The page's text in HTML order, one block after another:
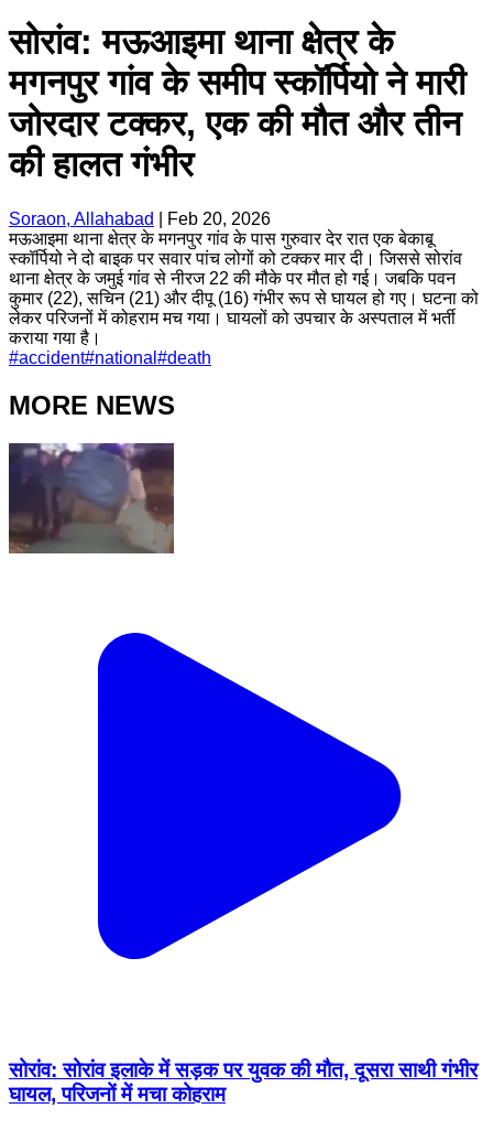
सोरांव: मऊआइमा थाना क्षेत्र के
मगनपुर गांव के समीप स्कॉर्पियो ने मारी
जोरदार टक्कर, एक की मौत और तीन
की हालत गंभीर
Soraon, Allahabad
Feb 20, 2026
मऊआइमा थाना क्षेत्र के मगनपुर गांव के पास गुरुवार देर रात एक बेकाबू
स्कॉर्पियो ने दो बाइक पर सवार पांच लोगों को टक्कर मार दी। जिससे सोरांव
थाना क्षेत्र के जमुई गांव से नीरज 22 की मौके पर मौत हो गई। जबकि पवन
कुमार (22), सचिन (21) और दीपू (16) गंभीर रूप से घायल हो गए। घटना को
लेकर परिजनों में कोहराम मच गया। घायलों को उपचार के अस्पताल में भर्ती
कराया गया है।
#accident#national #death
MORE NEWS
सोरांव: सोरांव इलाके में सड़क पर युवक की मौत, दूसरा साथी गंभीर
घायल, परिजनों में मचा कोहराम